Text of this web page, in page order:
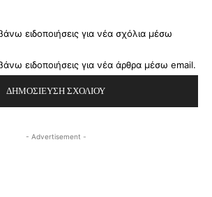
ειδοποιήσεις για νέα σχόλια μέσω
ειδοποιήσεις για νέα άρθρα μέσω email.
- Advertisement -